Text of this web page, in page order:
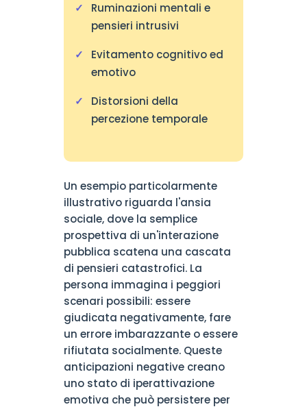
Ruminazioni mentali e
pensieri intrusivi
Evitamento cognitivo ed
emotivo
Distorsioni della
percezione temporale
Un esempio particolarmente
illustrativo riguarda l'ansia
sociale, dove la semplice
prospettiva di un'interazione
pubblica scatena una cascata
di pensieri catastrofici. La
persona immagina i peggiori
scenari possibili: essere
giudicata negativamente, fare
un errore imbarazzante o essere
rifiutata socialmente. Queste
anticipazioni negative creano
uno stato di iperattivazione
emotiva che può persistere per